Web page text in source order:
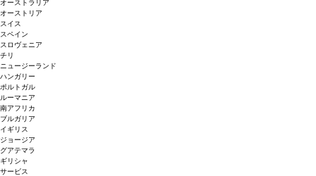
オーストラリア
オーストリア
スイス
スペイン
スロヴェニア
チリ
ニュージーランド
ハンガリー
ポルトガル
ルーマニア
南アフリカ
ブルガリア
イギリス
ジョージア
グアテマラ
ギリシャ
サービス